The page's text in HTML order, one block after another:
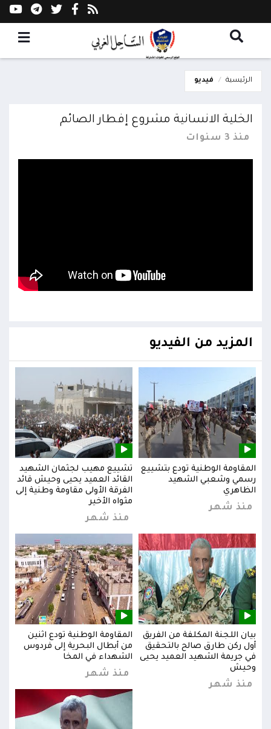
الرئيسية فيديو
الخلية الانسانية مشروع إفطار الصائم
منذ 3 سنوات
المزيد من الفيديو
المقاومة الوطنية تودع بتشييع
رسمي وشعبي الشهيد
الظاهري
منذ شهر
تشييع مهيب لجثمان الشهيد
القائد العميد يحيى وحيش قائد
الفرقة الأولى مقاومة وطنية إلى
مثواه الأخير
منذ شهر
بيان اللجنة المكلفة من الفريق
أول ركن طارق صالح بالتحقيق
في جريمة الشهيد العميد يحيى
وحيش
منذ شهر
المقاومة الوطنية تودع اثنين
من أبطال البحرية إلى فردوس
الشهداء في المخا
منذ شهر